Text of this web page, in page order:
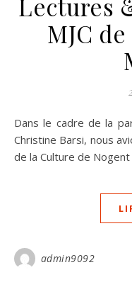
Lectures
MJC
Dans le cadre de la parution du 20ème livre de l'auteure
Christine Barsi, nous
de la Culture de Nogent
admin9092